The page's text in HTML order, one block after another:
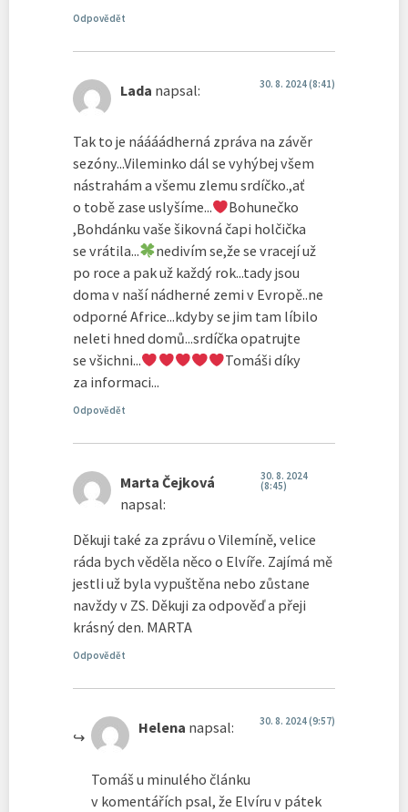
Odpovědět
Lada napsal: 30. 8. 2024 (8:41)
Tak to je náááádherná zpráva na závěr
sezóny...Vileminko dál se vyhýbej všem
nástrahám a všemu zlemu srdíčko.,ať
o tobě zase uslyšíme...
Bohunečko
,Bohdánku vaše šikovná čapi holčička
se vrátila...
nedivím se,že se vracejí už
po roce a pak už každý rok...tady jsou
doma v naší nádherné zemi v Evropě..ne
odporné Africe...kdyby se jim tam líbilo
neleti hned domů...srdíčka opatrujte
se všichni...
Tomáši díky
za informaci...
Odpovědět
Marta Čejková
napsal:
30. 8. 2024
(8:45)
Děkuji také za zprávu o Vilemíně, velice
ráda bych věděla něco o Elvíře. Zajímá mě
jestli už byla vypuštěna nebo zůstane
navždy v ZS. Děkuji za odpověď a přeji
krásný den. MARTA
Odpovědět
Helena napsal: 30. 8. 2024 (9:57)
Tomáš u minulého článku
v komentářích psal, že Elvíru v pátek